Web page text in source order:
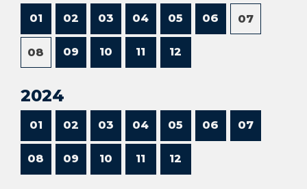
01 02 03 04 05 06 07
08 09 10 11 12
2024
01 02 03 04 05 06 07
08 09 10 11 12